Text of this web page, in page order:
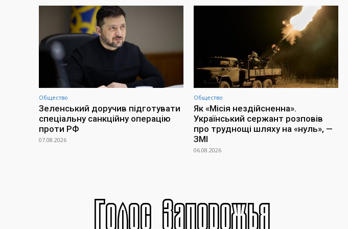
Общество
Зеленський доручив підготувати
спеціальну санкційну операцію
проти РФ
07.08.2026
Общество
Як «Місія нездійсненна».
Український сержант розповів
про труднощі шляху на «нуль», —
ЗМІ
06.08.2026